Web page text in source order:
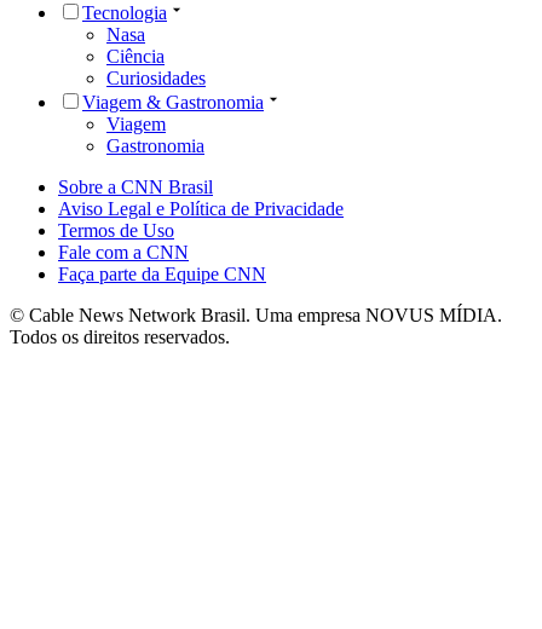
Tecnologia
Nasa
Ciência
Curiosidades
Viagem & Gastronomia
Viagem
Gastronomia
Sobre a CNN Brasil
Aviso Legal e Política de Privacidade
Termos de Uso
Fale com a CNN
Faça parte da Equipe CNN
© Cable News Network Brasil. Uma empresa NOVUS MÍDIA.
Todos os direitos reservados.